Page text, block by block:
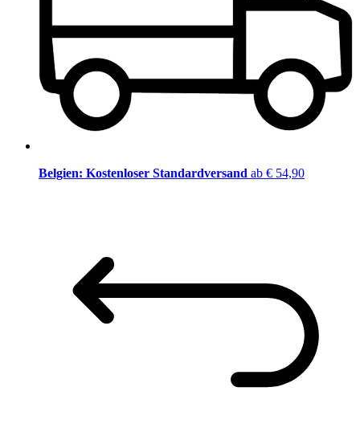
Belgien: Kostenloser Standardversand ab € 54,90